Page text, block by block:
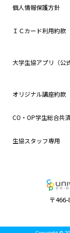
個人情報保護方針
ＩＣカード利用約款
大学生協アプリ（公
オリジナル講座約款
CO・OP学生総合共
生協スタッフ専用
〒